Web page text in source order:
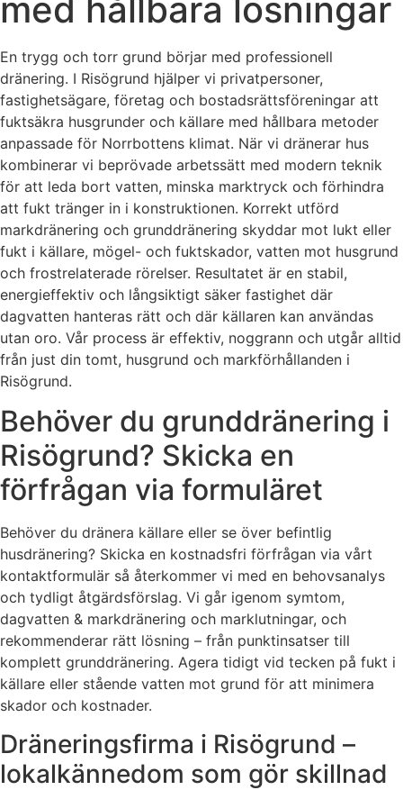
med hållbara lösningar
En trygg och torr grund börjar med professionell
dränering. I Risögrund hjälper vi privatpersoner,
fastighetsägare, företag och bostadsrättsföreningar att
fuktsäkra husgrunder och källare med hållbara metoder
anpassade för Norrbottens klimat. När vi dränerar hus
kombinerar vi beprövade arbetssätt med modern teknik
för att leda bort vatten, minska marktryck och förhindra
att fukt tränger in i konstruktionen. Korrekt utförd
markdränering och grunddränering skyddar mot lukt eller
fukt i källare, mögel- och fuktskador, vatten mot husgrund
och frostrelaterade rörelser. Resultatet är en stabil,
energieffektiv och långsiktigt säker fastighet där
dagvatten hanteras rätt och där källaren kan användas
utan oro. Vår process är effektiv, noggrann och utgår alltid
från just din tomt, husgrund och markförhållanden i
Risögrund.
Behöver du grunddränering i
Risögrund? Skicka en
förfrågan via formuläret
Behöver du dränera källare eller se över befintlig
husdränering? Skicka en kostnadsfri förfrågan via vårt
kontaktformulär så återkommer vi med en behovsanalys
och tydligt åtgärdsförslag. Vi går igenom symtom,
dagvatten & markdränering och marklutningar, och
rekommenderar rätt lösning – från punktinsatser till
komplett grunddränering. Agera tidigt vid tecken på fukt i
källare eller stående vatten mot grund för att minimera
skador och kostnader.
Dräneringsfirma i Risögrund –
lokalkännedom som gör skillnad